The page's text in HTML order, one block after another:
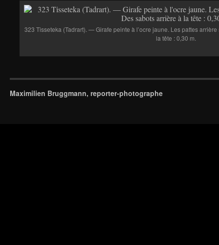
323 Tisseteka (Tadrart). — Girafe peinte à l’ocre jaune. Les pattes
la tête : 0,30 m.
Maximilien Bruggmann, reporter-photographe